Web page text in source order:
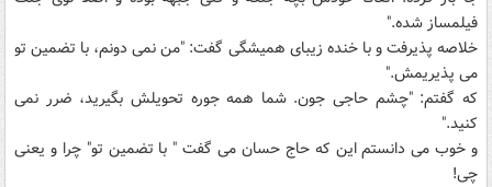
فیلمساز شده."
خلاصه پذیرفت و با خنده زیبای همیشگی گفت: "من نمی دونم، با تضمین تو
می پذیریمش."
که گفتم: "چشم حاجی جون. شما همه جوره تحویلش بگیرید، ضرر نمی
کنید."
و خوب می دانستم این که حاج حسان می گفت " با تضمین تو" چرا و یعنی
چی!